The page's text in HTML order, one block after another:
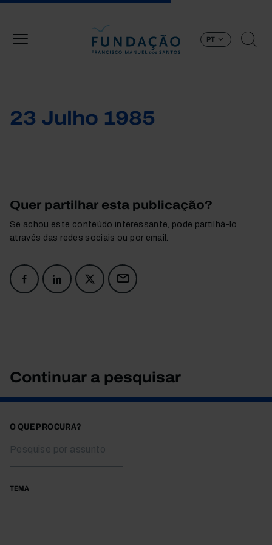
PT
23 Julho 1985
Quer partilhar esta publicação?
Se achou este conteúdo interessante, pode partilhá-lo
através das redes sociais ou por email.
Continuar a pesquisar
O QUE PROCURA?
TEMA